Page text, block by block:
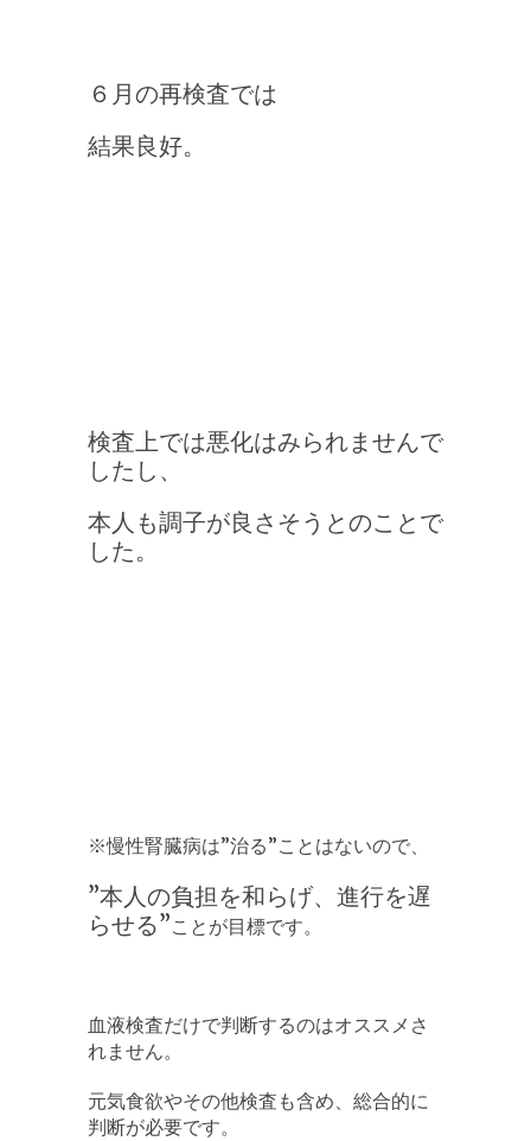
６月の再検査では
結果良好。
検査上では悪化はみられませんで
したし、
本人も調子が良さそうとのことで
した。
※慢性腎臓病は”治る”ことはないので、
”本人の負担を和らげ、進行を遅
らせる”ことが目標です。
血液検査だけで判断するのはオススメさ
れません。
元気食欲やその他検査も含め、総合的に
判断が必要です。